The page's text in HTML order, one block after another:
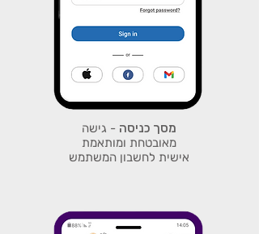
מסך כניסה - גישה
מאובטחת ומותאמת
אישית לחשבון המשתמש